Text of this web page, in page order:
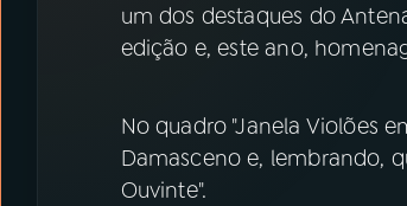
ACOMPANHE A RÁDIO MEC
Instagram X
um dos destaques do
edição e, este ano,
No quadro "Janela Violões
Damasceno e, lembrando,
Ouvinte".